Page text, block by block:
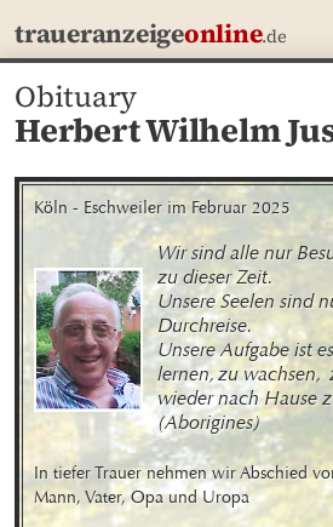
traueranzeigeonline.de
Obituary
Herbert Wilhelm
Köln - Eschweiler im Februar 2025
Wir sind alle nur
zu dieser Zeit.
Unsere Seelen sind
Durchreise.
Unsere Aufgabe ist
lernen, zu wachsen,
wieder nach Hause
(Aborigines)
In tiefer Trauer nehmen wir Abschied
Mann, Vater, Opa und Uropa